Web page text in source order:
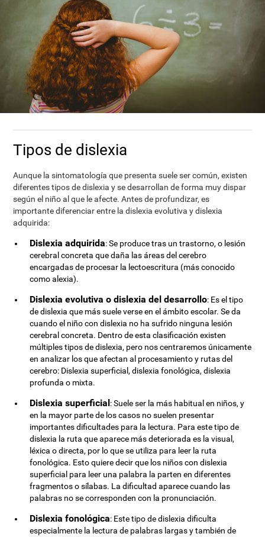
Tipos de dislexia
Aunque la sintomatología que presenta suele ser común, existen
diferentes tipos de dislexia y se desarrollan de forma muy dispar
según el niño al que le afecte. Antes de profundizar, es
importante diferenciar entre la dislexia evolutiva y dislexia
adquirida:
Dislexia adquirida: Se produce tras un trastorno, o lesión
cerebral concreta que daña las áreas del cerebro
encargadas de procesar la lectoescritura (más conocido
como alexia).
Dislexia evolutiva o dislexia del desarrollo: Es el tipo
de dislexia que más suele verse en el ámbito escolar. Se da
cuando el niño con dislexia no ha sufrido ninguna lesión
cerebral concreta. Dentro de esta clasificación existen
múltiples tipos de dislexia, pero nos centraremos únicamente
en analizar los que afectan al procesamiento y rutas del
cerebro: Dislexia superficial, dislexia fonológica, dislexia
profunda o mixta.
Dislexia superficial: Suele ser la más habitual en niños, y
en la mayor parte de los casos no suelen presentar
importantes dificultades para la lectura. Para este tipo de
dislexia la ruta que aparece más deteriorada es la visual,
léxica o directa, por lo que se utiliza para leer la ruta
fonológica. Esto quiere decir que los niños con dislexia
superficial para leer una palabra la parten en diferentes
fragmentos o sílabas. La dificultad aparece cuando las
palabras no se corresponden con la pronunciación.
Dislexia fonológica: Este tipo de dislexia dificulta
especialmente la lectura de palabras largas y también de